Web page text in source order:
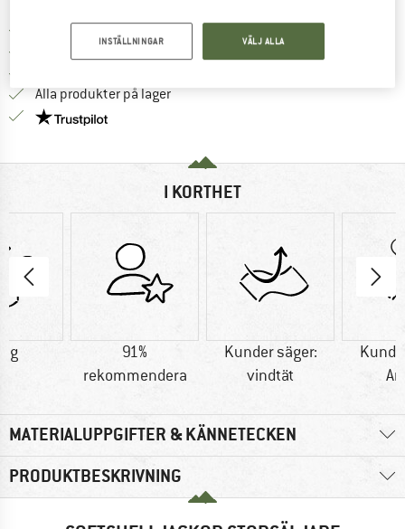
Fraktfritt från 69 € (SE)Hitta fraktinformation här! Öppnas i
100 dagars returrättGå till returpolicyn här Öppnas i en
Alla produkter på lager
Trust Pilot-garanti - hitta all information här!
I KORTHET
g
91%
rekommendera
Kunder säger:
vindtät
MATERIALUPPGIFTER & KÄNNETECKEN
PRODUKTBESKRIVNING
INSTÄLLNINGAR VÄLJ ALLA